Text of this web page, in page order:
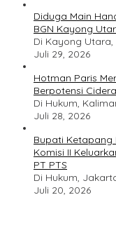
Diduga Main
BGN Kayong
Di Kayong
Juli 29, 2026
Hotman Paris
Berpotensi
Di Hukum,
Juli 28, 2026
Bupati Ketapang
Komisi II
PT PTS
Di Hukum,
Juli 20, 2026